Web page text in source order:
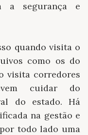
a segurança e
quando visita o
como os do
visita corredores
cuidar do
do estado. Há
na gestão e
todo lado uma